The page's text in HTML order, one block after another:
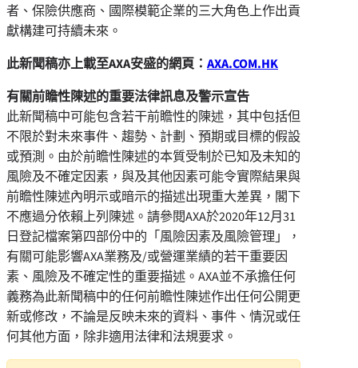
者、保險供應商、國際模範企業的三大角色上作出貢
獻構建可持續未來。
此新聞稿亦上載至AXA安盛的網頁： AXA.COM.HK
有關前瞻性陳述的重要法律訊息及警示宣告
此新聞稿中可能包含若干前瞻性的陳述，其中包括但
不限於對未來事件、趨勢、計劃、預期或目標的假設
或預測。由於前瞻性陳述的本質受制於已知及未知的
風險及不確定因素，與及其他因素可能令實際結果與
前瞻性陳述內明示或暗示的描述出現重大差異，閣下
不應過分依賴上列陳述。請參閱AXA於2020年12月31
日登記檔案第四部份中的「風險因素及風險管理」，
有關可能影響AXA業務及/或營運業績的若干重要因
素、風險及不確定性的重要描述。AXA並不承擔任何
義務為此新聞稿中的任何前瞻性陳述作出任何公開更
新或修改，不論是反映未來的資料、事件、情況或任
何其他方面，除非適用法律和法規要求。